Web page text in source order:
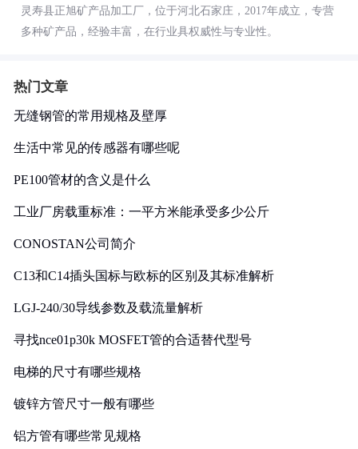
灵寿县正旭矿产品加工厂，位于河北石家庄，2017年成立，专营
多种矿产品，经验丰富，在行业具权威性与专业性。
热门文章
无缝钢管的常用规格及壁厚
生活中常见的传感器有哪些呢
PE100管材的含义是什么
工业厂房载重标准：一平方米能承受多少公斤
CONOSTAN公司简介
C13和C14插头国标与欧标的区别及其标准解析
LGJ-240/30导线参数及载流量解析
寻找nce01p30k MOSFET管的合适替代型号
电梯的尺寸有哪些规格
镀锌方管尺寸一般有哪些
铝方管有哪些常见规格